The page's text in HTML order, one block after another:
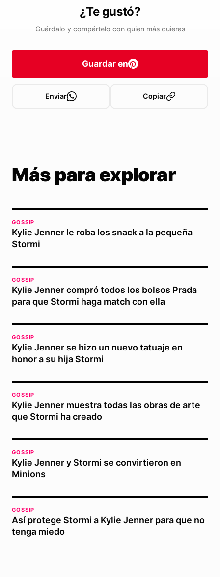
¿Te gustó?
Guárdalo y compártelo con quien más quieras
Guardar en
Enviar Copiar
Más para explorar
GOSSIP
Kylie Jenner le roba los snack a la pequeña
Stormi
GOSSIP
Kylie Jenner compró todos los bolsos Prada
para que Stormi haga match con ella
GOSSIP
Kylie Jenner se hizo un nuevo tatuaje en
honor a su hija Stormi
GOSSIP
Kylie Jenner muestra todas las obras de arte
que Stormi ha creado
GOSSIP
Kylie Jenner y Stormi se convirtieron en
Minions
GOSSIP
Así protege Stormi a Kylie Jenner para que no
tenga miedo